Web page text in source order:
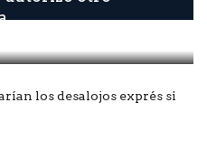
los desalojos exprés si